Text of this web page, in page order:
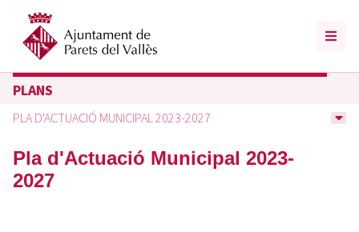
PLANS
PLA D'ACTUACIÓ MUNICIPAL 2023-2027
Pla d'Actuació Municipal 2023-
2027